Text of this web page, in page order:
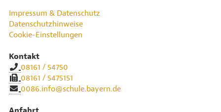
Impressum & Datenschutz
Datenschutzhinweise
Cookie-Einstellungen
Kontakt
08161 / 54750
08161 / 5475151
0086.info@schule.bayern.de